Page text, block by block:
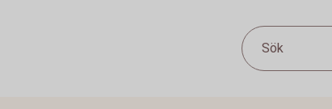
Sök